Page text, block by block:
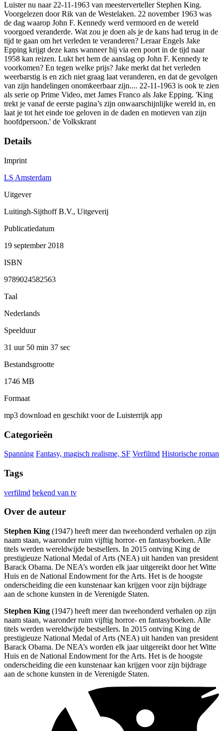
Luister nu naar 22-11-1963 van meesterverteller Stephen King.
Voorgelezen door Rik van de Westelaken. 22 november 1963 was
de dag waarop John F. Kennedy werd vermoord en de wereld
voorgoed veranderde. Wat zou je doen als je de kans had terug in de
tijd te gaan om het verleden te veranderen? Leraar Engels Jake
Epping krijgt deze kans wanneer hij via een poort in de tijd naar
1958 kan reizen. Lukt het hem de aanslag op John F. Kennedy te
voorkomen? En tegen welke prijs? Jake merkt dat het verleden
weerbarstig is en zich niet graag laat veranderen, en dat de gevolgen
van zijn handelingen onomkeerbaar zijn.... 22-11-1963 is ook te zien
als serie op Prime Video, met James Franco als Jake Epping. 'King
trekt je vanaf de eerste pagina’s zijn onwaarschijnlijke wereld in, en
laat je tot het einde toe geloven in de daden en motieven van zijn
hoofdpersoon.' de Volkskrant
Details
Imprint
LS Amsterdam
Uitgever
Luitingh-Sijthoff B.V., Uitgeverij
Publicatiedatum
19 september 2018
ISBN
9789024582563
Taal
Nederlands
Speelduur
31 uur 50 min 37 sec
Bestandsgrootte
1746 MB
Formaat
mp3 download en geschikt voor de Luisterrijk app
Categorieën
Spanning Fantasy, magisch realisme, SF Verfilmd Historische roman
Tags
verfilmd bekend van tv
Over de auteur
Stephen King (1947) heeft meer dan tweehonderd verhalen op zijn
naam staan, waaronder ruim vijftig horror- en fantasyboeken. Alle
titels werden wereldwijde bestsellers. In 2015 ontving King de
prestigieuze National Medal of Arts (NEA) uit handen van president
Barack Obama. De NEA’s worden elk jaar uitgereikt door het Witte
Huis en de National Endowment for the Arts. Het is de hoogste
onderscheiding die een kunstenaar kan krijgen voor zijn bijdrage
aan de schone kunsten in de Verenigde Staten.
Stephen King (1947) heeft meer dan tweehonderd verhalen op zijn
naam staan, waaronder ruim vijftig horror- en fantasyboeken. Alle
titels werden wereldwijde bestsellers. In 2015 ontving King de
prestigieuze National Medal of Arts (NEA) uit handen van president
Barack Obama. De NEA’s worden elk jaar uitgereikt door het Witte
Huis en de National Endowment for the Arts. Het is de hoogste
onderscheiding die een kunstenaar kan krijgen voor zijn bijdrage
aan de schone kunsten in de Verenigde Staten.